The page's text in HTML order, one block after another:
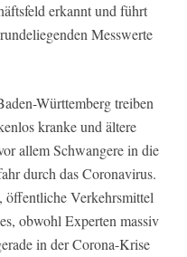
erkannt und führt
Messwerte
Württemberg treiben
kranke und ältere
allem Schwangere in die
durch das Coronavirus.
öffentliche Verkehrsmittel
obwohl Experten massiv
in der Corona-Krise